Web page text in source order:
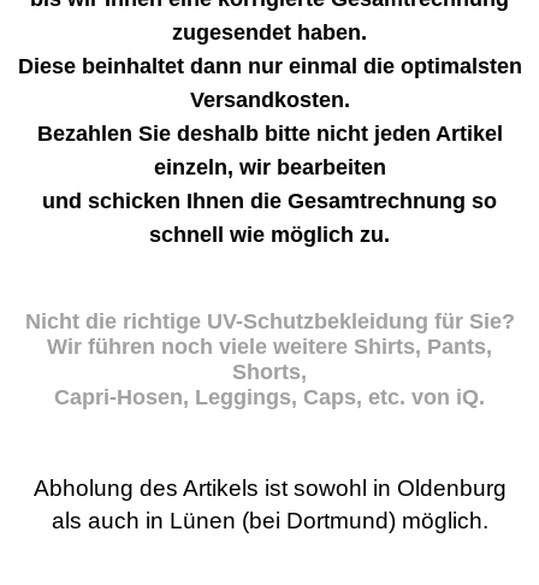
zugesendet haben.
Diese beinhaltet dann nur einmal die optimalsten
Versandkosten.
Bezahlen Sie deshalb bitte nicht jeden Artikel
einzeln, wir bearbeiten
und schicken Ihnen die Gesamtrechnung so
schnell wie möglich zu.
Nicht die richtige UV-Schutzbekleidung für Sie?
Wir führen noch viele weitere Shirts, Pants,
Shorts,
Capri-Hosen, Leggings, Caps, etc. von iQ.
Abholung des Artikels ist sowohl in Oldenburg
als auch in Lünen (bei Dortmund) möglich.